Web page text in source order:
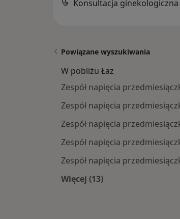
Konsultacja ginekologiczna
Powiązane wyszukiwania
W pobliżu Łaz
Zespół napięcia
Zespół napięcia
Zespół napięcia
Zespół napięcia
Zespół napięcia
Więcej (13)